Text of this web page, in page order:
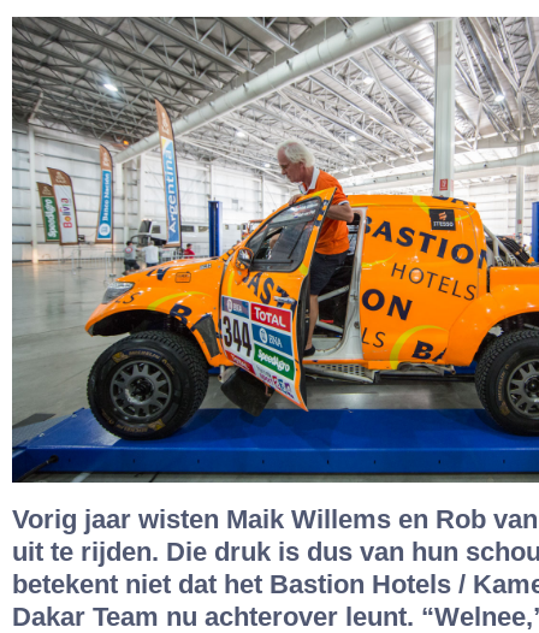
Vorig jaar wisten Maik Willems en Rob
uit te rijden. Die druk is dus van hun
betekent niet dat het Bastion Hotels /
Dakar Team nu achterover leunt.